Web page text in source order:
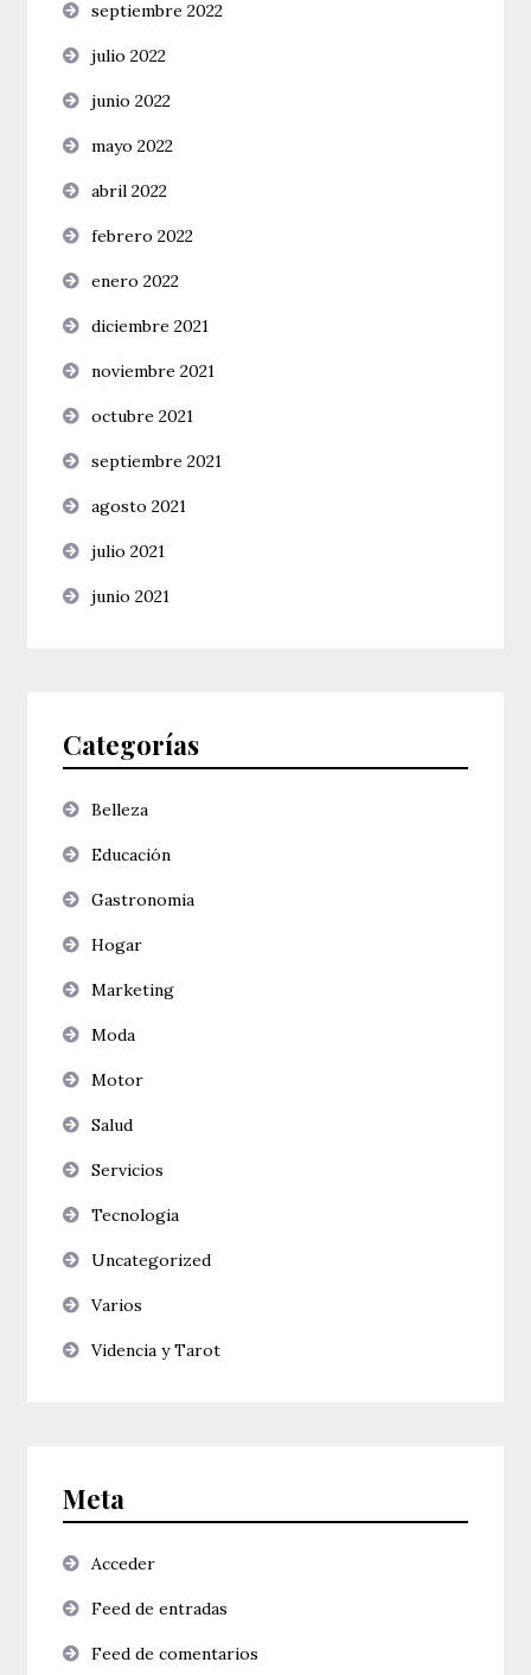
septiembre 2022
julio 2022
junio 2022
mayo 2022
abril 2022
febrero 2022
enero 2022
diciembre 2021
noviembre 2021
octubre 2021
septiembre 2021
agosto 2021
julio 2021
junio 2021
Categorías
Belleza
Educación
Gastronomia
Hogar
Marketing
Moda
Motor
Salud
Servicios
Tecnologia
Uncategorized
Varios
Videncia y Tarot
Meta
Acceder
Feed de entradas
Feed de comentarios